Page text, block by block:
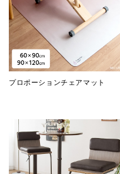
プロポーションチェアマット